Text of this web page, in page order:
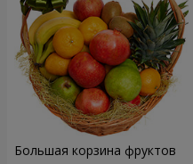
Большая корзина фруктов